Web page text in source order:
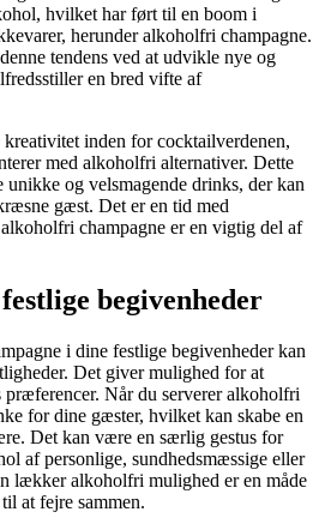
hvilket har ført til en boom i
herunder alkoholfri champagne.
tendens ved at udvikle nye og
en bred vifte af
kreativitet inden for cocktailverdenen,
med alkoholfri alternativer. Dette
og velsmagende drinks, der kan
gæst. Det er en tid med
champagne er en vigtig del af
begivenheder
i dine festlige begivenheder kan
Det giver mulighed for at
præferencer. Når du serverer alkoholfri
for dine gæster, hvilket kan skabe en
Det kan være en særlig gestus for
af personlige, sundhedsmæssige eller
lækker alkoholfri mulighed er en måde
at fejre sammen.